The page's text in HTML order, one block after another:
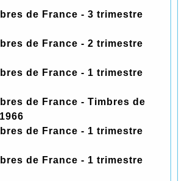
de France - 3 trimestre
de France - 2 trimestre
de France - 1 trimestre
de France - Timbres de
de France - 1 trimestre
de France - 1 trimestre